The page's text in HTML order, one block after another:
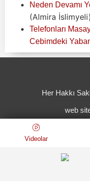
Neden Devamı
(Almira İslimyeli)
Telefonları
Cebimdeki
Her Hakkı
web
Videolar